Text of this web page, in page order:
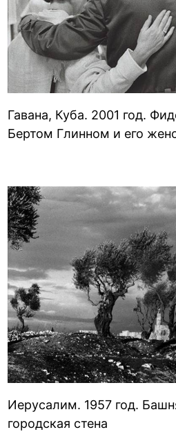
Гавана, Куба. 2001 год.
Бертом Глинном и его
Иерусалим. 1957 год.
городская стена